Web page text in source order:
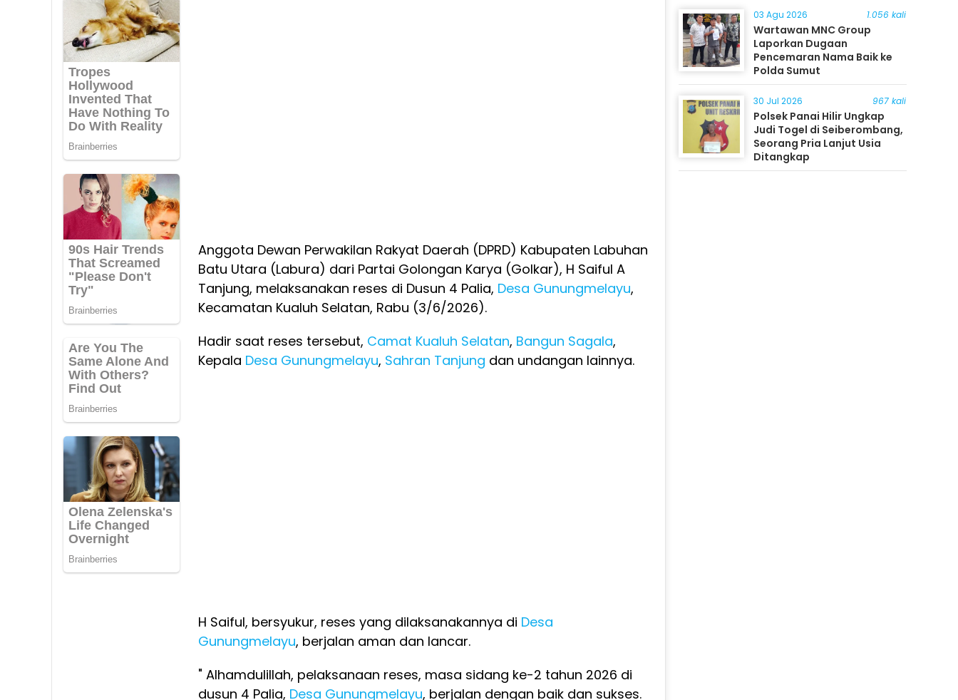
Anggota Dewan Perwakilan Rakyat Daerah (DPRD) Kabupaten Labuhan
Batu Utara (Labura) dari Partai Golongan Karya (Golkar), H Saiful A
Tanjung, melaksanakan reses di Dusun 4 Palia, Desa Gunungmelayu,
Kecamatan Kualuh Selatan, Rabu (3/6/2026).
Hadir saat reses tersebut, Camat Kualuh Selatan, Bangun Sagala,
Kepala Desa Gunungmelayu, Sahran Tanjung dan undangan lainnya.
H Saiful, bersyukur, reses yang dilaksanakannya di Desa
Gunungmelayu, berjalan aman dan lancar.
" Alhamdulillah, pelaksanaan reses, masa sidang ke-2 tahun 2026 di
dusun 4 Palia, Desa Gunungmelayu, berjalan dengan baik dan sukses.
03 Agu 2026 1.056 kali
Wartawan MNC Group
Laporkan Dugaan
Pencemaran Nama Baik ke
Polda Sumut
30 Jul 2026 967 kali
Polsek Panai Hilir Ungkap
Judi Togel di Seiberombang,
Seorang Pria Lanjut Usia
Ditangkap